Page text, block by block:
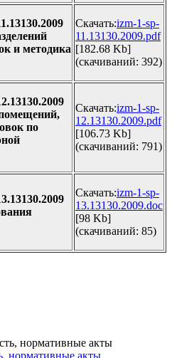
и методика
Скачать:izm-1-sp-
11.13130.2009.pdf
[182.68 Kb]
(cкачиваний: 392)
по
Скачать:izm-1-sp-
12.13130.2009.pdf
[106.73 Kb]
(cкачиваний: 791)
Скачать:izm-1-sp-
13.13130.2009.doc
[98 Kb]
(cкачиваний: 85)
нормативные акты